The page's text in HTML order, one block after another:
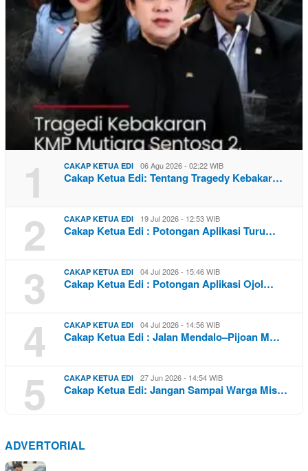
1 CAKAP KETUA EDI 06 Agu 2026 - 02:22 WIB
Cakap Ketua Edi: Tentang Tragedy Kebakar…
2 CAKAP KETUA EDI 19 Jul 2026 - 12:53 WIB
Cakap Ketua Edi : Potongan Aplikasi Turu…
3 CAKAP KETUA EDI 04 Jul 2026 - 15:46 WIB
Cakap Ketua Edi : Potongan Aplikasi Ojol…
4 CAKAP KETUA EDI 04 Jul 2026 - 14:56 WIB
Cakap Ketua Edi : Jalan Mendalo–Pijoan M…
5 CAKAP KETUA EDI 27 Jun 2026 - 14:54 WIB
Cakap Ketua Edi: Jangan Sampai Warga Mis…
ADVERTORIAL